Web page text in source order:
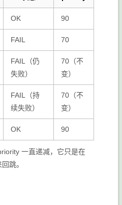
OK 90
FAIL 70
FAIL（仍
失败）
70（不
变）
FAIL（持
续失败）
70（不
变）
OK 90
一直递减，它只是在
跳。